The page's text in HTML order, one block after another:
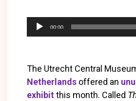
音
放
器
00:00
The Utrecht Central
Netherlands offered an
exhibit this month. Called